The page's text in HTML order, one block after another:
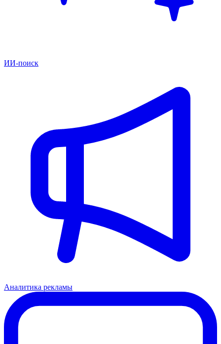
ИИ-поиск
Аналитика рекламы